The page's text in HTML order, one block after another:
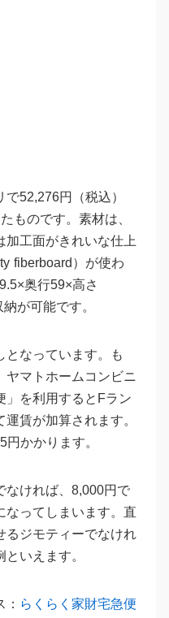
52,276円（税込）
ものです。素材は、
加工面がきれいな仕上
fiberboard）が使わ
奥行59×高さ
が可能です。
となっています。も
ヤマトホームコンビニ
」を利用するとFラン
賃が加算されます。
かかります。
なければ、8,000円で
なってしまいます。直
るジモティーでなけれ
いえます。
らくらく家財宅急便